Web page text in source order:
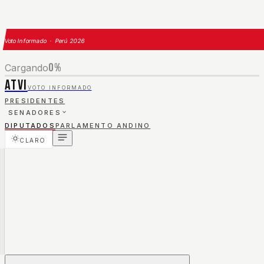
Voto Informado · Perú 2026
Cargando0%
ATVI VOTO INFORMADO
PRESIDENTES
SENADORES
DIPUTADOS PARLAMENTO ANDINO
CLARO